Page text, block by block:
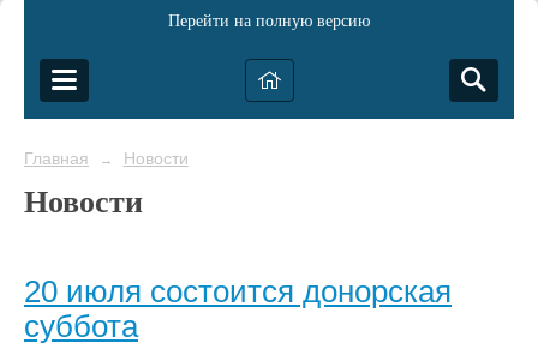
Перейти на полную версию
Главная → Новости
Новости
20 июля состоится донорская
суббота